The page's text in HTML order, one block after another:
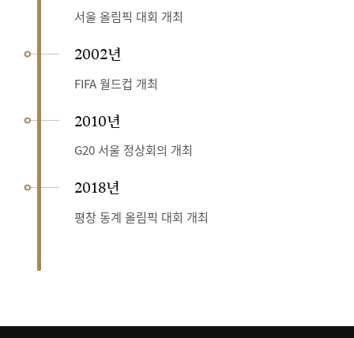
서울 올림픽 대회 개최
2002년
FIFA 월드컵 개최
2010년
G20 서울 정상회의 개최
2018년
평창 동계 올림픽 대회 개최